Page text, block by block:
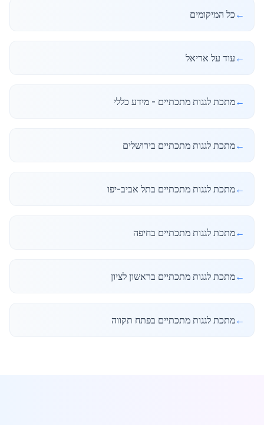
← כל המיקומים
← עוד על אריאל
←מתכת לגגות מתכתיים - מידע כללי
←מתכת לגגות מתכתיים בירושלים
←מתכת לגגות מתכתיים בתל אביב-יפו
←מתכת לגגות מתכתיים בחיפה
←מתכת לגגות מתכתיים בראשון לציון
←מתכת לגגות מתכתיים בפתח תקווה